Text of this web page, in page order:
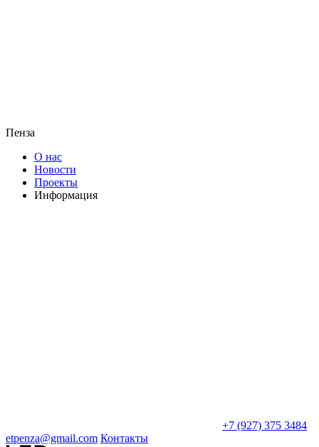
Пенза
О нас
Новости
Проекты
Информация
+7 (927) 375 3484
etpenza@gmail.com Контакты